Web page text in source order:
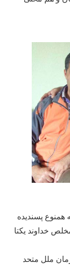
پسندیده
خداوند یکتا
ملل متحد